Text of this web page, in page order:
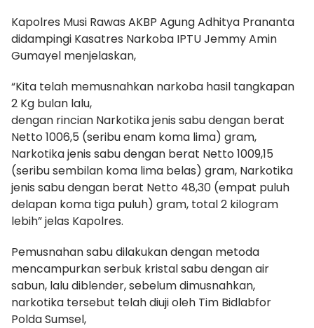
Kapolres Musi Rawas AKBP Agung Adhitya Prananta
didampingi Kasatres Narkoba IPTU Jemmy Amin
Gumayel menjelaskan,
“Kita telah memusnahkan narkoba hasil tangkapan
2 Kg bulan lalu,
dengan rincian Narkotika jenis sabu dengan berat
Netto 1006,5 (seribu enam koma lima) gram,
Narkotika jenis sabu dengan berat Netto 1009,15
(seribu sembilan koma lima belas) gram, Narkotika
jenis sabu dengan berat Netto 48,30 (empat puluh
delapan koma tiga puluh) gram, total 2 kilogram
lebih” jelas Kapolres.
Pemusnahan sabu dilakukan dengan metoda
mencampurkan serbuk kristal sabu dengan air
sabun, lalu diblender, sebelum dimusnahkan,
narkotika tersebut telah diuji oleh Tim Bidlabfor
Polda Sumsel,